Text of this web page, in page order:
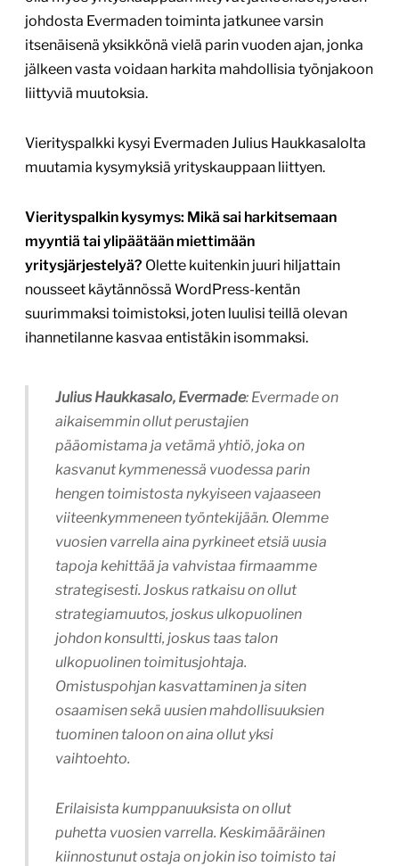
johdosta Evermaden toiminta jatkunee varsin
itsenäisenä yksikkönä vielä parin vuoden ajan, jonka
jälkeen vasta voidaan harkita mahdollisia työnjakoon
liittyviä muutoksia.
Vierityspalkki kysyi Evermaden Julius Haukkasalolta
muutamia kysymyksiä yrityskauppaan liittyen.
Vierityspalkin kysymys: Mikä sai harkitsemaan
myyntiä tai ylipäätään miettimään
yritysjärjestelyä? Olette kuitenkin juuri hiljattain
nousseet käytännössä WordPress-kentän
suurimmaksi toimistoksi, joten luulisi teillä olevan
ihannetilanne kasvaa entistäkin isommaksi.
Julius Haukkasalo, Evermade: Evermade on
aikaisemmin ollut perustajien
pääomistama ja vetämä yhtiö, joka on
kasvanut kymmenessä vuodessa parin
hengen toimistosta nykyiseen vajaaseen
viiteenkymmeneen työntekijään. Olemme
vuosien varrella aina pyrkineet etsiä uusia
tapoja kehittää ja vahvistaa firmaamme
strategisesti. Joskus ratkaisu on ollut
strategiamuutos, joskus ulkopuolinen
johdon konsultti, joskus taas talon
ulkopuolinen toimitusjohtaja.
Omistuspohjan kasvattaminen ja siten
osaamisen sekä uusien mahdollisuuksien
tuominen taloon on aina ollut yksi
vaihtoehto.
Erilaisista kumppanuuksista on ollut
puhetta vuosien varrella. Keskimääräinen
kiinnostunut ostaja on jokin iso toimisto tai